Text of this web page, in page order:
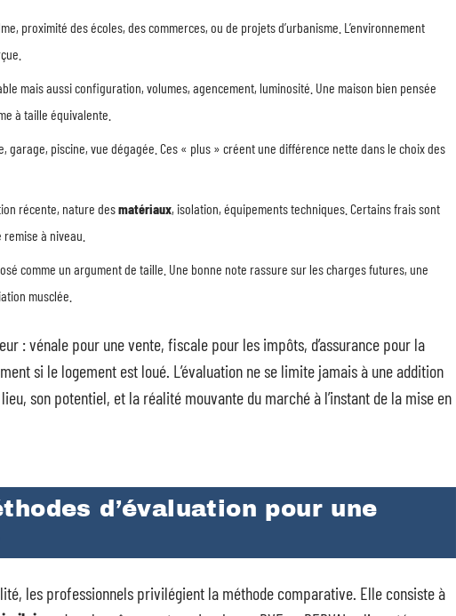
proximité des écoles, des commerces, ou de projets d’urbanisme. L’environnement
mais aussi configuration, volumes, agencement, luminosité. Une maison bien pensée
à taille équivalente.
garage, piscine, vue dégagée. Ces « plus » créent une différence nette dans le choix des
récente, nature desmatériaux, isolation, équipements techniques. Certains frais sont
à niveau.
comme un argument de taille. Une bonne note rassure sur les charges futures, une
musclée.
: vénale pour une vente, fiscale pour les impôts, d’assurance pour la
si le logement est loué. L’évaluation ne se limite jamais à une addition
son potentiel, et la réalité mouvante du marché à l’instant de la mise en
d’évaluation pour une
les professionnels privilégient la méthode comparative. Elle consiste à